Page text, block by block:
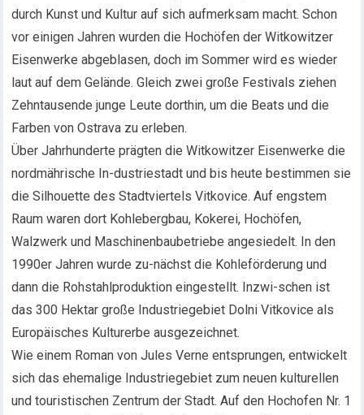
durch Kunst und Kultur auf sich aufmerksam macht. Schon
vor einigen Jahren wurden die Hochöfen der Witkowitzer
Eisenwerke abgeblasen, doch im Sommer wird es wieder
laut auf dem Gelände. Gleich zwei große Festivals ziehen
Zehntausende junge Leute dorthin, um die Beats und die
Farben von Ostrava zu erleben.
Über Jahrhunderte prägten die Witkowitzer Eisenwerke die
nordmährische In-dustriestadt und bis heute bestimmen sie
die Silhouette des Stadtviertels Vitkovice. Auf engstem
Raum waren dort Kohlebergbau, Kokerei, Hochöfen,
Walzwerk und Maschinenbaubetriebe angesiedelt. In den
1990er Jahren wurde zu-nächst die Kohleförderung und
dann die Rohstahlproduktion eingestellt. Inzwi-schen ist
das 300 Hektar große Industriegebiet Dolni Vitkovice als
Europäisches Kulturerbe ausgezeichnet.
Wie einem Roman von Jules Verne entsprungen, entwickelt
sich das ehemalige Industriegebiet zum neuen kulturellen
und touristischen Zentrum der Stadt. Auf den Hochofen Nr. 1